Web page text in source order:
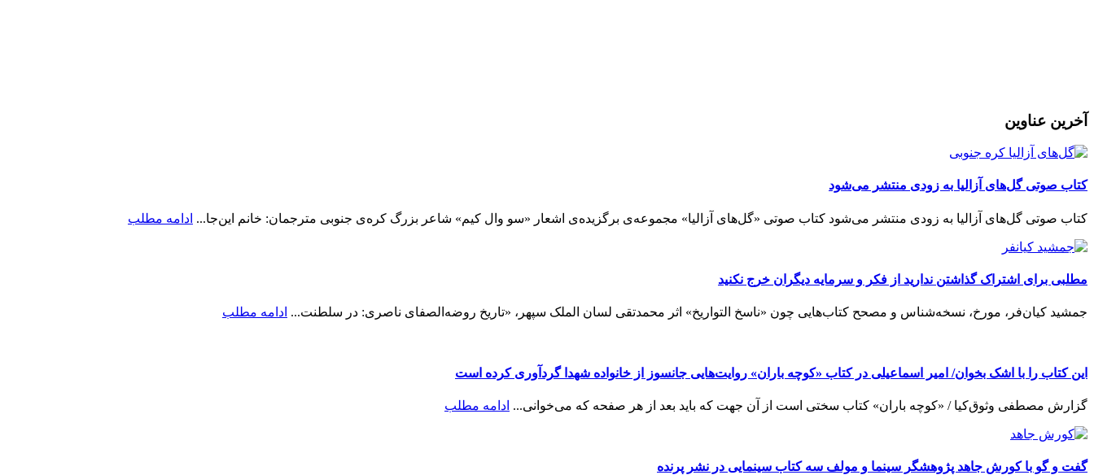
آخرین عناوین
کتاب صوتی گل‌های آزالیا به زودی منتشر می‌شود
کتاب صوتی گل‌های آزالیا به زودی منتشر می‌شود کتاب صوتی «گل‌های آزالیا» مجموعه‌ی برگزیده‌ی اشعار «سو وال کیم» شاعر بزرگ کره‌ی جنوبی مترجمان: خانم این‌جا... ادامه مطلب
مطلبی برای اشتراک گذاشتن ندارید از فکر و سرمایه دیگران خرج نکنید
جمشید کیان‌فر، مورخ، نسخه‌شناس و مصحح کتاب‌هایی چون «ناسخ التواریخ» اثر محمدتقی لسان الملک سپهر، «تاریخ روضه‌الصفای ناصری: در سلطنت... ادامه مطلب
این کتاب را با اشک بخوان/ امیر اسماعیلی در کتاب «کوچه باران» روایت‌هایی جانسوز از خانواده شهدا گردآوری کرده است
گزارش مصطفی وثوق‌کیا / «کوچه باران» کتاب سختی است از آن جهت که باید بعد از هر صفحه که می‌خوانی... ادامه مطلب
گفت و گو با کورش جاهد پژوهشگر سینما و مولف سه کتاب سینمایی در نشر پرنده